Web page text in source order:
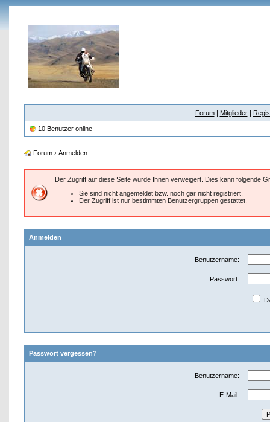
Forum| Mitglieder|
10 Benutzer online
Forum › Anmelden
Der Zugriff auf diese Seite wurde Ihnen verweigert. Dies kann folgende
Sie sind nicht angemeldet bzw. noch gar nicht registriert.
Der Zugriff ist nur bestimmten Benutzergruppen gestattet.
Anmelden
Benutzername:
Passwort:
Passwort vergessen?
Benutzername:
E-Mail: